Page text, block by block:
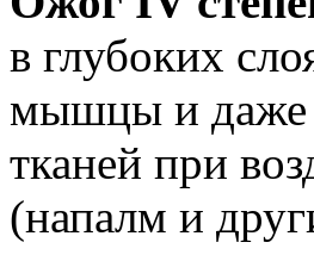
в глубоких
мышцы и даже
тканей при
(напалм и